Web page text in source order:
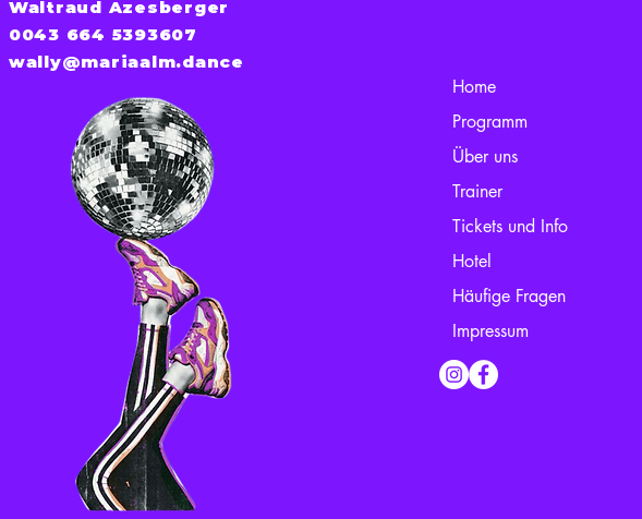
Waltraud Azesberger
0043 664 5393607
wally@mariaalm.dance
Home
Programm
Über uns
Trainer
Tickets und Info
Hotel
Häufige Fragen
Impressum